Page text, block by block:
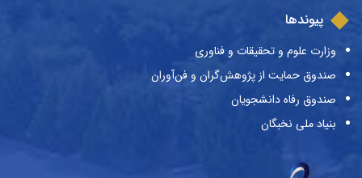
پیوندها
وزارت علوم و تحقیقات و فناوری
صندوق حمایت از پژوهش‌گران و فن‌آوران
صندوق رفاه دانشجویان
بنیاد ملی نخبگان